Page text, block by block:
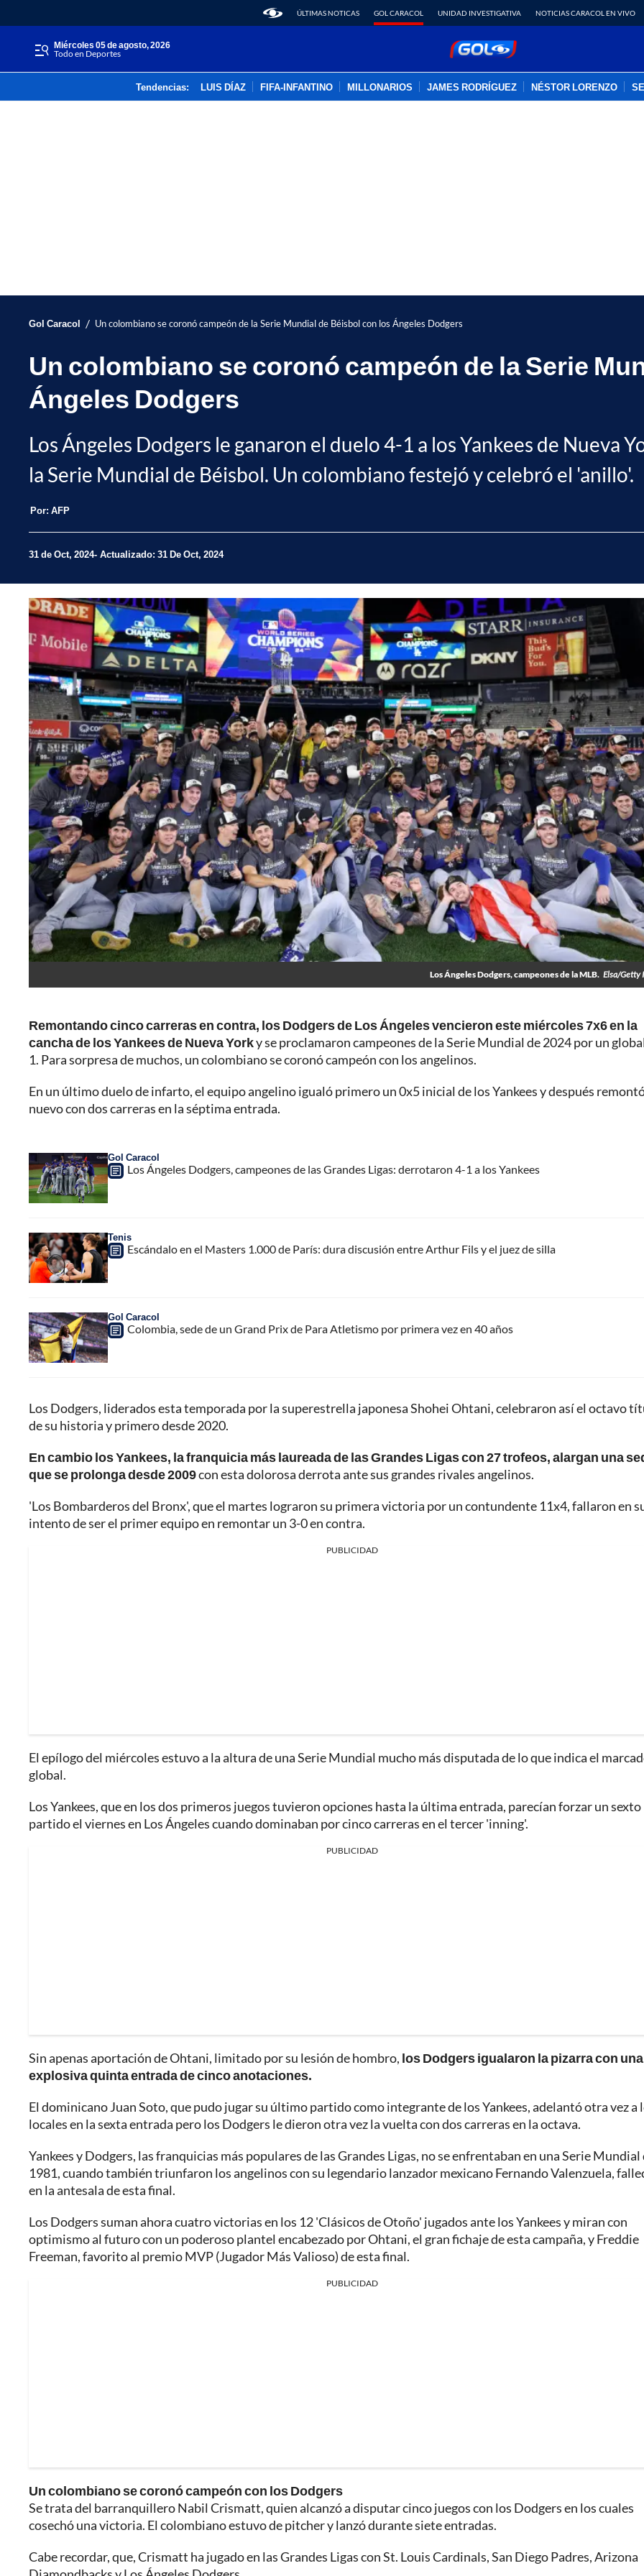
ÚLTIMAS NOTICAS GOL CARACOL UNIDAD INVESTIGATIVA NOTICIAS CARACOL EN VIVO
miércoles 05 de agosto, 2026
Todo en Deportes
Tendencias: LUIS DÍAZ FIFA-INFANTINO MILLONARIOS JAMES RODRÍGUEZ NÉSTOR LORENZO
Gol Caracol / Un colombiano se coronó campeón de la Serie Mundial de Béisbol con los Ángeles Dodgers
Un colombiano se coronó campeón de la Serie
Ángeles Dodgers
Los Ángeles Dodgers le ganaron el duelo 4-1 a los Yankees de Nueva
la Serie Mundial de Béisbol. Un colombiano festejó y celebró el 'anillo'.
Por: AFP
31 de Oct, 2024 Actualizado: 31 De Oct, 2024
Los Ángeles Dodgers, campeones de la MLB. Elsa/Getty
Remontando cinco carreras en contra, los Dodgers de Los Ángeles vencieron este miércoles 7x6 en la
cancha de los Yankees de Nueva Yorky se proclamaron campeones de la Serie Mundial de 2024 por un
1. Para sorpresa de muchos, un colombiano se coronó campeón con los angelinos.
En un último duelo de infarto, el equipo angelino igualó primero un 0x5 inicial de los Yankees y después
nuevo con dos carreras en la séptima entrada.
Gol Caracol
Los Ángeles Dodgers, campeones de las Grandes Ligas: derrotaron 4-1 a los Yankees
Tenis
Escándalo en el Masters 1.000 de París: dura discusión entre Arthur Fils y el juez de silla
Gol Caracol
Colombia, sede de un Grand Prix de Para Atletismo por primera vez en 40 años
Los Dodgers, liderados esta temporada por la superestrella japonesa Shohei Ohtani, celebraron así el octavo
de su historia y primero desde 2020.
En cambio los Yankees, la franquicia más laureada de las Grandes Ligas con 27 trofeos, alargan una
que se prolonga desde 2009con esta dolorosa derrota ante sus grandes rivales angelinos.
'Los Bombarderos del Bronx', que el martes lograron su primera victoria por un contundente 11x4, fallaron en
intento de ser el primer equipo en remontar un 3-0 en contra.
PUBLICIDAD
El epílogo del miércoles estuvo a la altura de una Serie Mundial mucho más disputada de lo que indica el
global.
Los Yankees, que en los dos primeros juegos tuvieron opciones hasta la última entrada, parecían forzar un sexto
partido el viernes en Los Ángeles cuando dominaban por cinco carreras en el tercer 'inning'.
PUBLICIDAD
Sin apenas aportación de Ohtani, limitado por su lesión de hombro, los Dodgers igualaron la pizarra con una
explosiva quinta entrada de cinco anotaciones.
El dominicano Juan Soto, que pudo jugar su último partido como integrante de los Yankees, adelantó otra vez a
locales en la sexta entrada pero los Dodgers le dieron otra vez la vuelta con dos carreras en la octava.
Yankees y Dodgers, las franquicias más populares de las Grandes Ligas, no se enfrentaban en una Serie Mundial
1981, cuando también triunfaron los angelinos con su legendario lanzador mexicano Fernando Valenzuela,
en la antesala de esta final.
Los Dodgers suman ahora cuatro victorias en los 12 'Clásicos de Otoño' jugados ante los Yankees y miran con
optimismo al futuro con un poderoso plantel encabezado por Ohtani, el gran fichaje de esta campaña, y Freddie
Freeman, favorito al premio MVP (Jugador Más Valioso) de esta final.
PUBLICIDAD
Un colombiano se coronó campeón con los Dodgers
Se trata del barranquillero Nabil Crismatt, quien alcanzó a disputar cinco juegos con los Dodgers en los cuales
cosechó una victoria. El colombiano estuvo de pitcher y lanzó durante siete entradas.
Cabe recordar, que, Crismatt ha jugado en las Grandes Ligas con St. Louis Cardinals, San Diego Padres, Arizona